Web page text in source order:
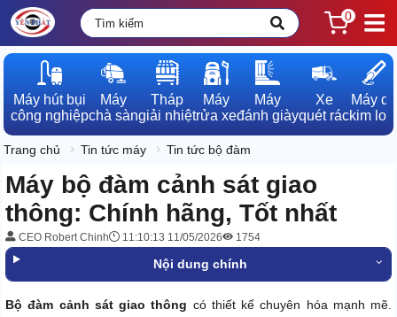
0
Máy hút bụi
công nghiệp
Máy
chà sàn
Tháp
giải nhiệt
Máy
rửa xe
Máy
đánh giày
Xe
quét rác
Máy dò
kim loại
Trang chủ Tin tức máy Tin tức bộ đàm
Máy bộ đàm cảnh sát giao
thông: Chính hãng, Tốt nhất
CEO Robert Chinh 11:10:13 11/05/2026 1754
Nội dung chính
Bộ đàm cảnh sát giao thông có thiết kế chuyên hóa mạnh mẽ.